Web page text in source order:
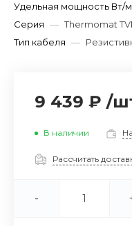
Удельная мощность Вт/
Серия — Thermomat
Тип кабеля —
9 439 ₽ /
В наличии
Рассчитать
-